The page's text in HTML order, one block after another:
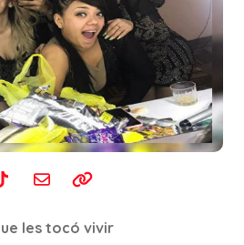
les tocó vivir